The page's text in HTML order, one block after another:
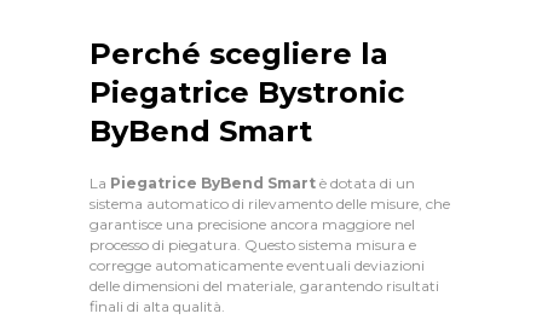
Perché scegliere la
Piegatrice Bystronic
ByBend Smart
La Piegatrice ByBend Smart è dotata di un
sistema automatico di rilevamento delle misure, che
garantisce una precisione ancora maggiore nel
processo di piegatura. Questo sistema misura e
corregge automaticamente eventuali deviazioni
delle dimensioni del materiale, garantendo risultati
finali di alta qualità.